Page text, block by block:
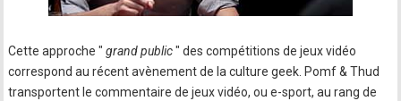
Cette approche " grand public" des compétitions de jeux vidéo
correspond au récent avènement de la culture geek. Pomf & Thud
transportent le commentaire de jeux vidéo, ou e-sport, au rang de